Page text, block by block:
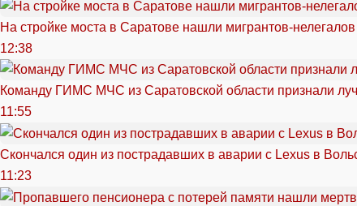
На стройке моста в Саратове нашли мигрантов-нелегалов
12:38
Команду ГИМС МЧС из Саратовской области признали
11:55
Скончался один из пострадавших в аварии c Lexus в
11:23